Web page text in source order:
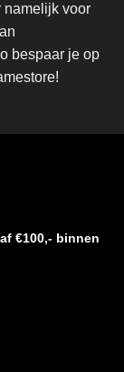
namelijk voor
bespaar je op
€100,- binnen